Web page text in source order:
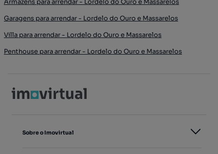
Armazéns para arrendar - Lordelo do Ouro e Massarelos
Garagens para arrendar - Lordelo do Ouro e Massarelos
Villa para arrendar - Lordelo do Ouro e Massarelos
Penthouse para arrendar - Lordelo do Ouro e Massarelos
Sobre o Imovirtual